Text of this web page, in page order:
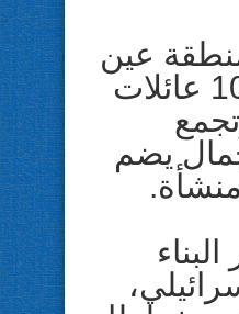
عين
الحلوة يضم 10 عائلات
يضم